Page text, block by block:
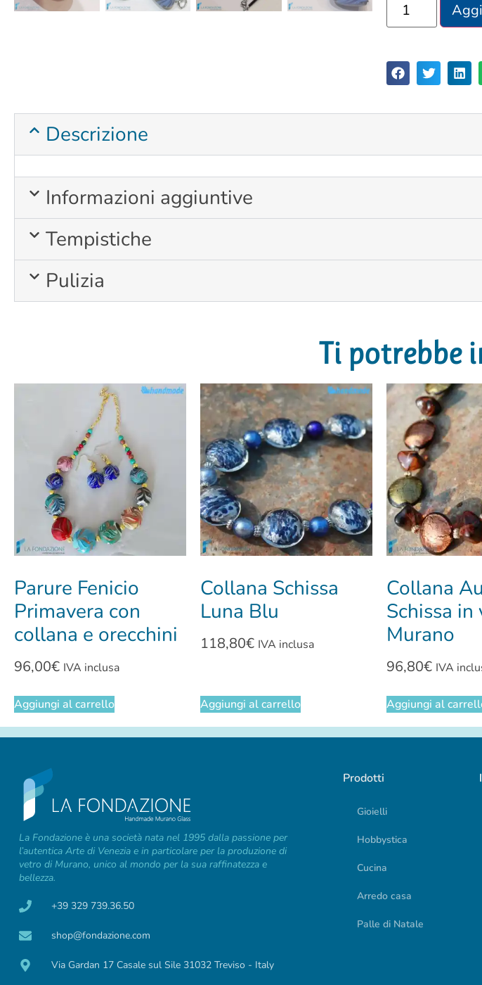
Descrizione
Informazioni aggiuntive
Tempistiche
Pulizia
Ti potrebbe
Parure Fenicio
Primavera con
collana e orecchini
96,00€ IVA inclusa
Aggiungi al carrello
Collana Schissa
Luna Blu
118,80€ IVA inclusa
Aggiungi al carrello
Collana
Schissa in
Murano
96,80€ IVA
Aggiungi al
La Fondazione è una società nata nel 1995 dalla passione per
l’autentica Arte di Venezia e in particolare per la produzione di
vetro di Murano, unico al mondo per la sua raffinatezza e
bellezza.
+39 329 739.36.50
shop@fondazione.com
Via Gardan 17 Casale sul Sile 31032 Treviso - Italy
Prodotti
Gioielli
Hobbystica
Cucina
Arredo casa
Palle di Natale